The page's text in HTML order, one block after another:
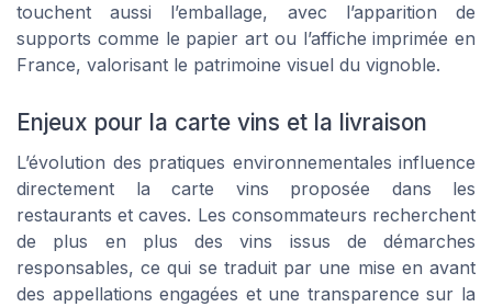
touchent aussi l’emballage, avec l’apparition de
supports comme le papier art ou l’affiche imprimée en
France, valorisant le patrimoine visuel du vignoble.
Enjeux pour la carte vins et la livraison
L’évolution des pratiques environnementales influence
directement la carte vins proposée dans les
restaurants et caves. Les consommateurs recherchent
de plus en plus des vins issus de démarches
responsables, ce qui se traduit par une mise en avant
des appellations engagées et une transparence sur la